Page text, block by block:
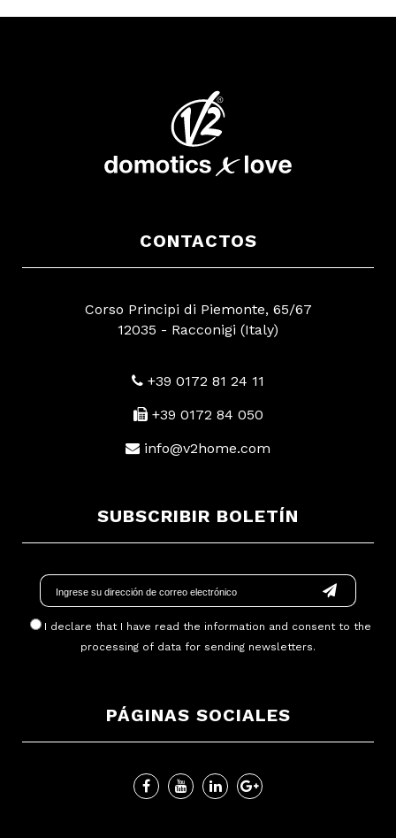
CONTACTOS
Corso Principi di Piemonte, 65/67
12035 - Racconigi (Italy)
+39 0172 81 24 11
+39 0172 84 050
info@v2home.com
SUBSCRIBIR BOLETÍN
I declare that I have read the information and consent to the
processing of data for sending newsletters.
PÁGINAS SOCIALES